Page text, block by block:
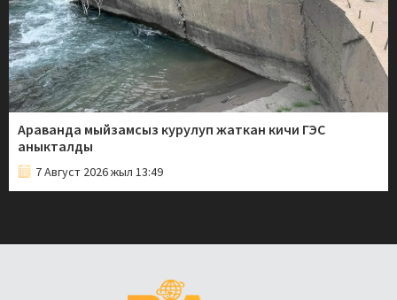
Араванда мыйзамсыз курулуп жаткан кичи ГЭС
аныкталды
7 Август 2026 жыл 13:49